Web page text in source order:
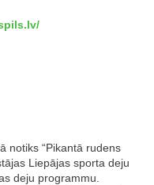
notiks “Pikantā rudens
Liepājas sporta deju
deju programmu.